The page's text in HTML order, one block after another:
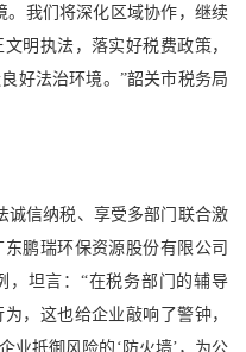
。我们将深化区域协作，继续
明执法，落实好税费政策，
好法治环境。”韶关市税务局
诚信纳税、享受多部门联合激
鹏瑞环保资源股份有限公司
，坦言：“在税务部门的辅导
，这也给企业敲响了警钟，
业抵御风险的‘防火墙’，为公